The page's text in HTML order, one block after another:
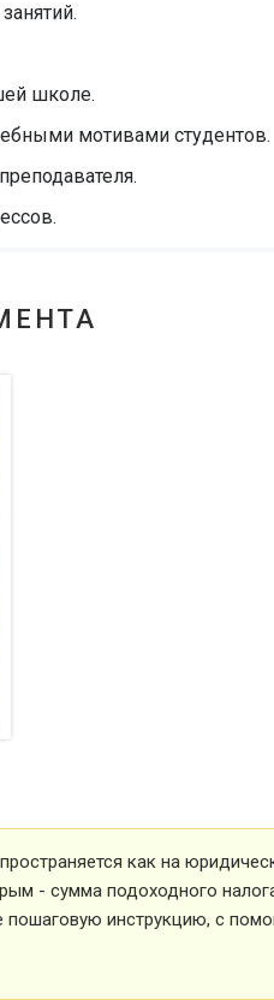
школе.
мотивами студентов.
как на
- сумма подоходного
инструкцию, с